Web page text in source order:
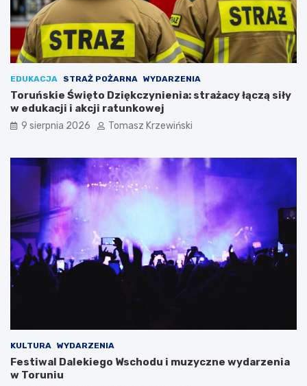
EDUKACJA STRAŻ POŻARNA WYDARZENIA
Toruńskie Święto Dziękczynienia: strażacy łączą siły
w edukacji i akcji ratunkowej
9 sierpnia 2026 Tomasz Krzewiński
KULTURA WYDARZENIA
Festiwal Dalekiego Wschodu i muzyczne wydarzenia
w Toruniu